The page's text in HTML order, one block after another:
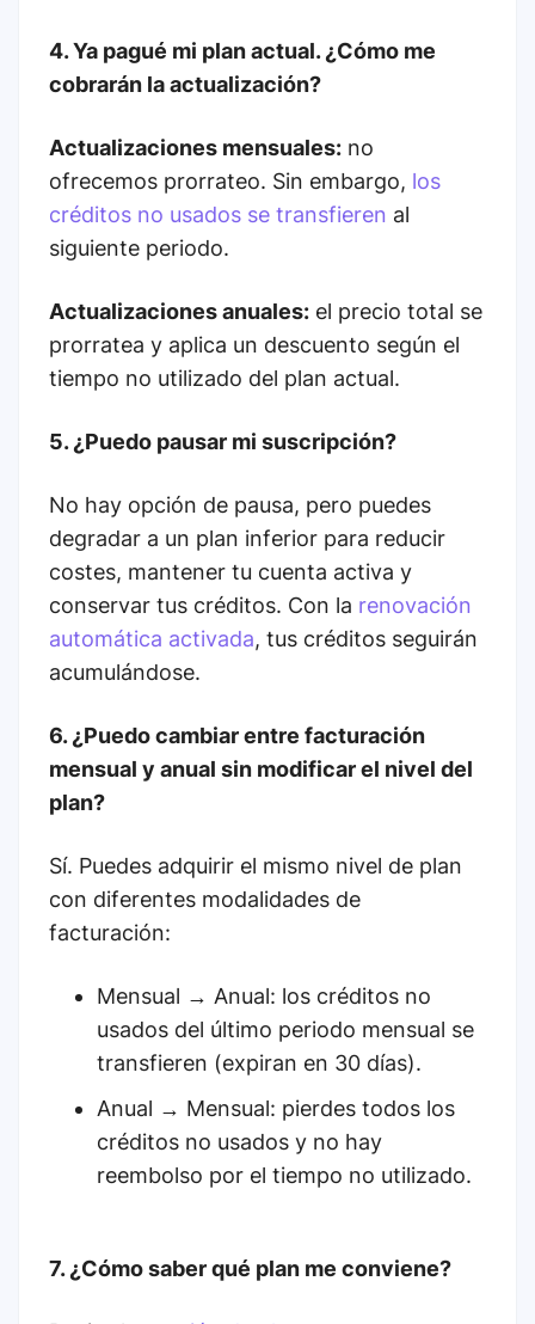
4. Ya pagué mi plan actual. ¿Cómo me
cobrarán la actualización?
Actualizaciones mensuales: no
ofrecemos prorrateo. Sin embargo, los
créditos no usados se transfieren al
siguiente periodo.
Actualizaciones anuales: el precio total se
prorratea y aplica un descuento según el
tiempo no utilizado del plan actual.
5. ¿Puedo pausar mi suscripción?
No hay opción de pausa, pero puedes
degradar a un plan inferior para reducir
costes, mantener tu cuenta activa y
conservar tus créditos. Con la renovación
automática activada, tus créditos seguirán
acumulándose.
6. ¿Puedo cambiar entre facturación
mensual y anual sin modificar el nivel del
plan?
Sí. Puedes adquirir el mismo nivel de plan
con diferentes modalidades de
facturación:
Mensual → Anual: los créditos no
usados del último periodo mensual se
transfieren (expiran en 30 días).
Anual → Mensual: pierdes todos los
créditos no usados y no hay
reembolso por el tiempo no utilizado.
7. ¿Cómo saber qué plan me conviene?